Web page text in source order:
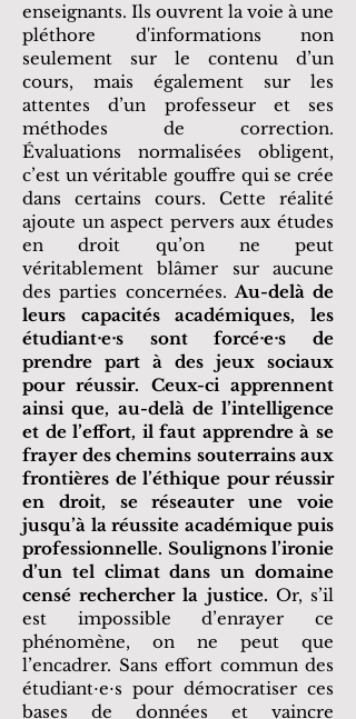
enseignants. Ils ouvrent la voie à une
pléthore d'informations non
seulement sur le contenu d’un
cours, mais également sur les
attentes d’un professeur et ses
méthodes de correction.
Évaluations normalisées obligent,
c’est un véritable gouffre qui se crée
dans certains cours. Cette réalité
ajoute un aspect pervers aux études
en droit qu’on ne peut
véritablement blâmer sur aucune
des parties concernées.Au-delà de
leurs capacités académiques, les
étudiantᐧeᐧs sont forcéᐧeᐧs de
prendre part à des jeux sociaux
pour réussir. Ceux-ci apprennent
ainsi que, au-delà de l’intelligence
et de l’effort, il faut apprendre à se
frayer des chemins souterrains aux
frontières de l’éthique pour réussir
en droit, se réseauter une voie
jusqu’à la réussite académique puis
professionnelle. Soulignons l’ironie
d’un tel climat dans un domaine
censé rechercher la justice. Or, s’il
est impossible d’enrayer ce
phénomène, on ne peut que
l’encadrer. Sans effort commun des
étudiant⋅e⋅s pour démocratiser ces
bases de données et vaincre